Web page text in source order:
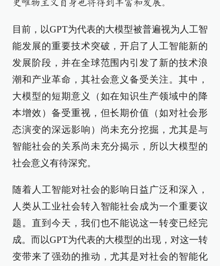
史唯物主义自身也将得到丰富和发展。
目前，以GPT为代表的大模型被普遍视为人工智
能发展的重要技术突破，开启了人工智能新的
发展阶段，并在全球范围内引发了新的技术浪
潮和产业革命，其社会意义备受关注。其中，
大模型的短期意义（如在知识生产领域中的降
本增效）备受重视，但长期价值（如对社会形
态演变的深远影响）尚未充分挖掘，尤其是与
智能社会的关系尚未充分揭示，所以大模型的
社会意义有待深究。
随着人工智能对社会的影响日益广泛和深入，
人类从工业社会转入智能社会成为一个重要议
题。直到今天，我们也不能说这一转变已经完
成。而以GPT为代表的大模型的出现，对这一转
变带来了强劲的推动，尤其是对社会的智能化